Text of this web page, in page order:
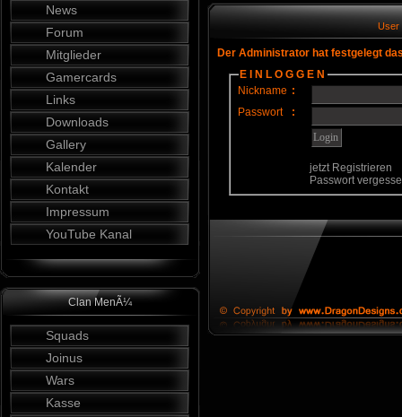
News
Forum
Mitglieder
Gamercards
Links
Downloads
Gallery
Kalender
Kontakt
Impressum
YouTube Kanal
Clan MenÃ¼
Squads
Joinus
Wars
Kasse
User
Der Administrator hat festgelegt
E I N L O G G E N
Nickname :
Passwort
:
jetzt Registrieren
Passwort